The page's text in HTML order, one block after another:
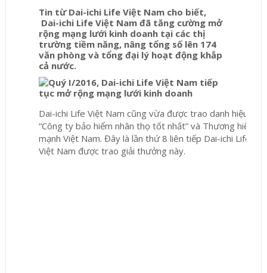
Tin từ Dai-ichi Life Việt Nam cho biết,
Dai-ichi Life Việt Nam đã tăng cường mở
rộng mạng lưới kinh doanh tại các thị
trường tiềm năng, nâng tổng số lên 174
văn phòng và tổng đại lý hoạt động khắp
cả nước.
Dai-ichi Life Việt Nam cũng vừa được trao danh hiệu
“Công ty bảo hiểm nhân thọ tốt nhất” và Thương hiệu
mạnh Việt Nam. Đây là lần thứ 8 liên tiếp Dai-ichi Life
Việt Nam được trao giải thưởng này.